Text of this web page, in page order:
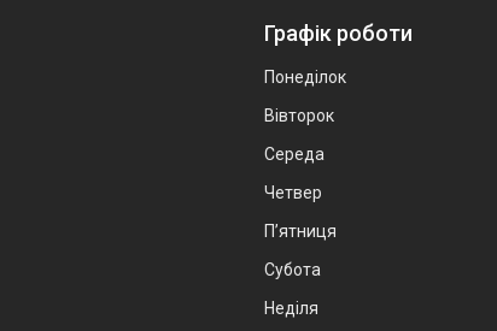
Графік роботи
Понеділок
Вівторок
Середа
Четвер
Пʼятниця
Субота
Неділя